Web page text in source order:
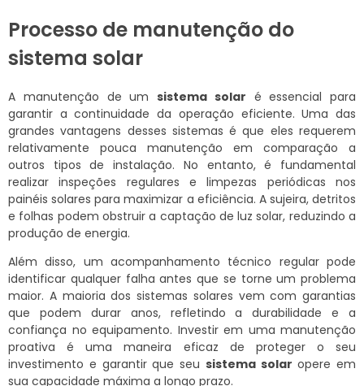
Processo de manutenção do
sistema solar
A manutenção de um sistema solar é essencial para
garantir a continuidade da operação eficiente. Uma das
grandes vantagens desses sistemas é que eles requerem
relativamente pouca manutenção em comparação a
outros tipos de instalação. No entanto, é fundamental
realizar inspeções regulares e limpezas periódicas nos
painéis solares para maximizar a eficiência. A sujeira, detritos
e folhas podem obstruir a captação de luz solar, reduzindo a
produção de energia.
Além disso, um acompanhamento técnico regular pode
identificar qualquer falha antes que se torne um problema
maior. A maioria dos sistemas solares vem com garantias
que podem durar anos, refletindo a durabilidade e a
confiança no equipamento. Investir em uma manutenção
proativa é uma maneira eficaz de proteger o seu
investimento e garantir que seu sistema solar opere em
sua capacidade máxima a longo prazo.